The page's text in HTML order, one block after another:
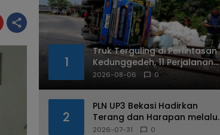
1
Truk Terguling di Perlintasan
Kedunggedeh, 11 Perjalanan
Kereta Api Terdampak
2026-08-06 0
2
PLN UP3 Bekasi Hadirkan
Terang dan Harapan melalui
Program Light Up The Dream
2026-07-31 0